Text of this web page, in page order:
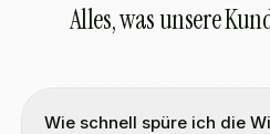
Alles, was unsere
Wie schnell spüre ich die